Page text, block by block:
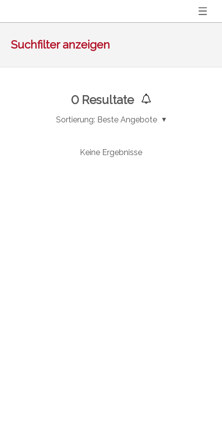
Suchfilter anzeigen
0Resultate
Sortierung: Beste Angebote
Keine Ergebnisse